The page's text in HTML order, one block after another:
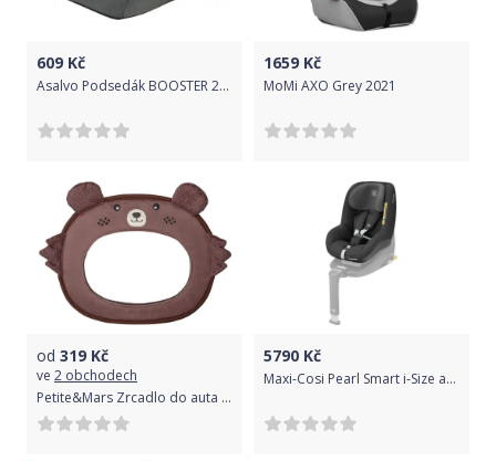
609 Kč
Asalvo Podsedák BOOSTER 2022 grey
1659 Kč
MoMi AXO Grey 2021
od 319 Kč
ve 2 obchodech
Petite&Mars Zrcadlo do auta Back Zoo Bear
5790 Kč
Maxi-Cosi Pearl Smart i-Size autosedačka Authentic Black